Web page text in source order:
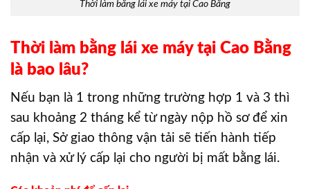
Thời làm bằng lái xe máy tại Cao Bằng
Thời làm bằng lái xe máy tại Cao Bằng
là bao lâu?
Nếu bạn là 1 trong những trường hợp 1 và 3 thì
sau khoảng 2 tháng kể từ ngày nộp hồ sơ để xin
cấp lại, Sở giao thông vận tải sẽ tiến hành tiếp
nhận và xử lý cấp lại cho người bị mất bằng lái.